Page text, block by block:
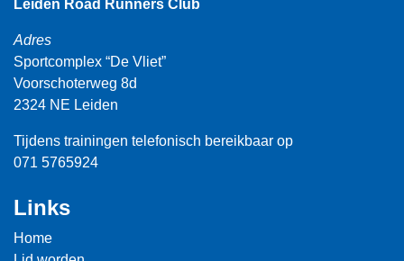
Leiden Road Runners Club
Adres
Sportcomplex “De Vliet”
Voorschoterweg 8d
2324 NE Leiden
Tijdens trainingen telefonisch bereikbaar op
071 5765924
Links
Home